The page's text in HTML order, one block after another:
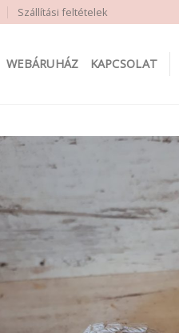
Szállítási feltételek
WEBÁRUHÁZ KAPCSOLAT